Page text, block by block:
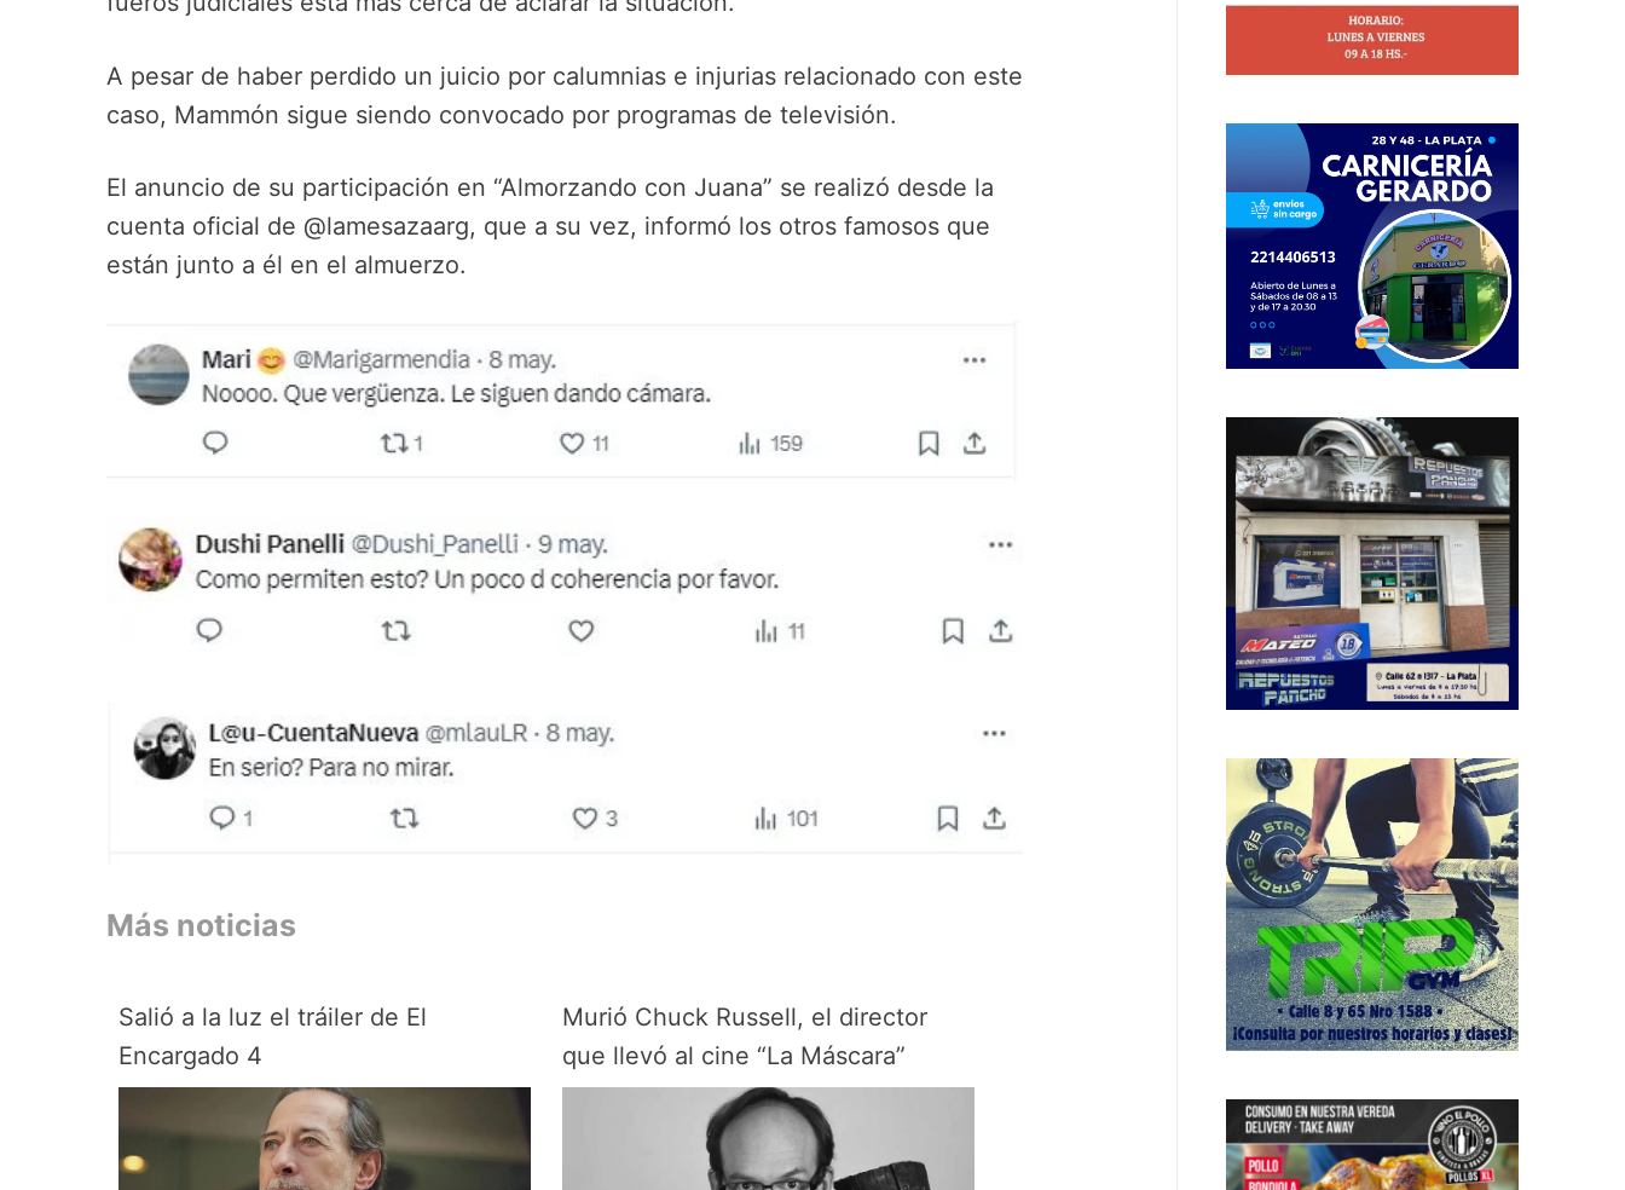
A pesar de haber perdido un juicio por calumnias e injurias relacionado con este
caso, Mammón sigue siendo convocado por programas de televisión.
El anuncio de su participación en “Almorzando con Juana” se realizó desde la
cuenta oficial de @lamesazaarg, que a su vez, informó los otros famosos que
están junto a él en el almuerzo.
Más noticias
Salió a la luz el tráiler de El
Encargado 4
Murió Chuck Russell, el director
que llevó al cine “La Máscara”